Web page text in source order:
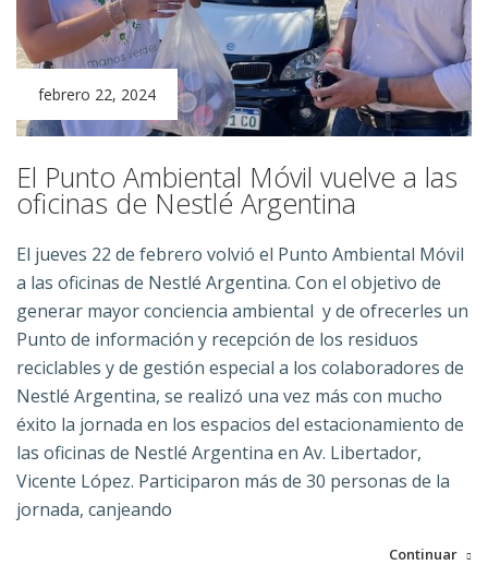
febrero 22, 2024
El Punto Ambiental Móvil vuelve a las
oficinas de Nestlé Argentina
El jueves 22 de febrero volvió el Punto Ambiental Móvil
a las oficinas de Nestlé Argentina. Con el objetivo de
generar mayor conciencia ambiental y de ofrecerles un
Punto de información y recepción de los residuos
reciclables y de gestión especial a los colaboradores de
Nestlé Argentina, se realizó una vez más con mucho
éxito la jornada en los espacios del estacionamiento de
las oficinas de Nestlé Argentina en Av. Libertador,
Vicente López. Participaron más de 30 personas de la
jornada, canjeando
Continuar